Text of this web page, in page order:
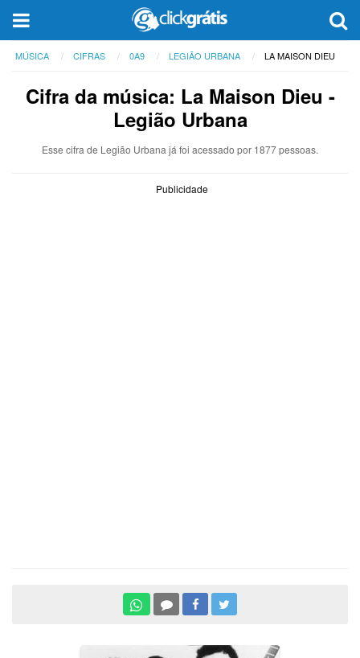
MÚSICA CIFRAS 0A9 LEGIÃO URBANA LA MAISON DIEU
Cifra da música: La Maison Dieu -
Legião Urbana
Esse cifra de Legião Urbana já foi acessado por 1877 pessoas.
Publicidade